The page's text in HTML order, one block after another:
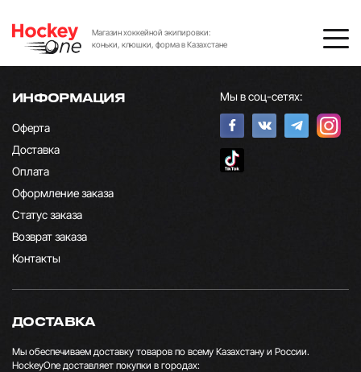
Магазин хоккейной экипировки:
коньки, клюшки, форма в Казахстане
ИНФОРМАЦИЯ
Оферта
Доставка
Оплата
Оформление заказа
Статус заказа
Возврат заказа
Контакты
Мы в соц-сетях:
ДОСТАВКА
Мы обеспечиваем доставку товаров по всему Казахстану и России.
HockeyOne доставляет покупки в городах: